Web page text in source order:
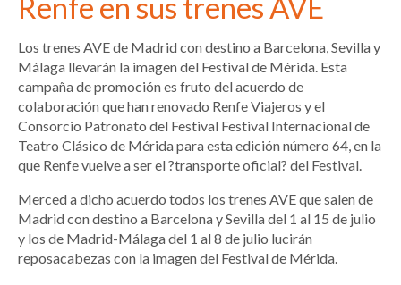
Renfe en sus trenes AVE
Los trenes AVE de Madrid con destino a Barcelona, Sevilla y
Málaga llevarán la imagen del Festival de Mérida. Esta
campaña de promoción es fruto del acuerdo de
colaboración que han renovado Renfe Viajeros y el
Consorcio Patronato del Festival Festival Internacional de
Teatro Clásico de Mérida para esta edición número 64, en la
que Renfe vuelve a ser el ?transporte oficial? del Festival.
Merced a dicho acuerdo todos los trenes AVE que salen de
Madrid con destino a Barcelona y Sevilla del 1 al 15 de julio
y los de Madrid-Málaga del 1 al 8 de julio lucirán
reposacabezas con la imagen del Festival de Mérida.